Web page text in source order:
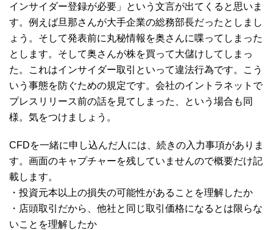
インサイダー登録が必要」という文言が出てくると思いま
す。例えば旦那さんが大手企業の総務部長だったとしまし
ょう。そして発表前に丸秘情報を奥さんに喋ってしまった
とします。そして奥さんが株を買って大儲けしてしまっ
た。これはインサイダー取引といって違法行為です。こう
いう事態を防ぐための規定です。会社のイントラネットで
プレスリリース前の話を見てしまった、という場合も同
様。気をつけましょう。
CFDを一緒に申し込んだ人には、続きの入力事項がありま
す。画面のキャプチャーを残していませんので概要だけ記
載します。
・投資元本以上の損失の可能性があることを理解したか
・店頭取引だから、他社と同じ取引価格になるとは限らな
いことを理解したか